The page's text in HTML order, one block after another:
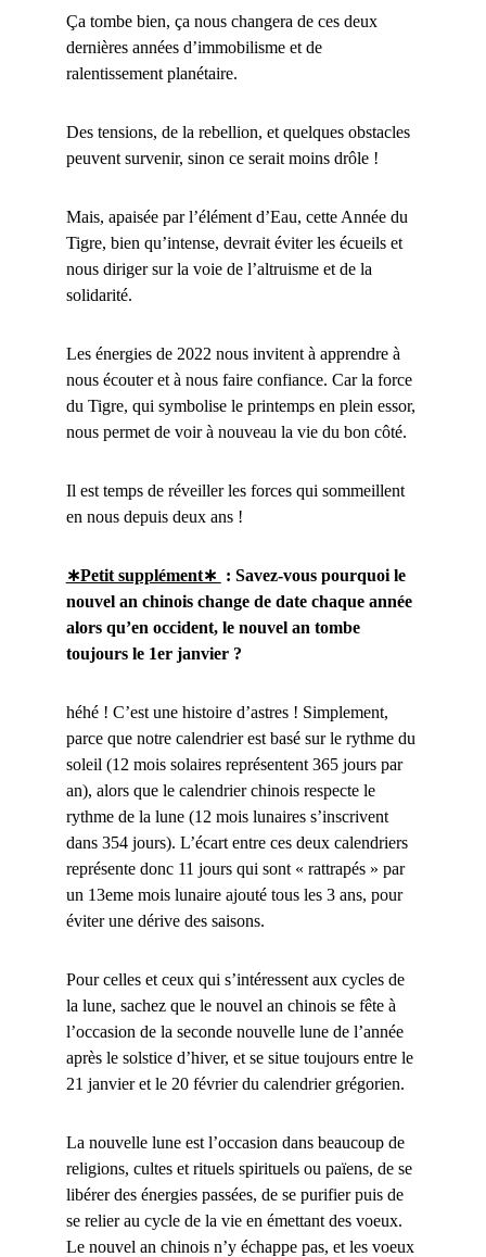
Ça tombe bien, ça nous changera de ces deux
dernières années d’immobilisme et de
ralentissement planétaire.
Des tensions, de la rebellion, et quelques obstacles
peuvent survenir, sinon ce serait moins drôle !
Mais, apaisée par l’élément d’Eau, cette Année du
Tigre, bien qu’intense, devrait éviter les écueils et
nous diriger sur la voie de l’altruisme et de la
solidarité.
Les énergies de 2022 nous invitent à apprendre à
nous écouter et à nous faire confiance. Car la force
du Tigre, qui symbolise le printemps en plein essor,
nous permet de voir à nouveau la vie du bon côté.
Il est temps de réveiller les forces qui sommeillent
en nous depuis deux ans !
∗Petit supplément∗ : Savez-vous pourquoi le
nouvel an chinois change de date chaque année
alors qu’en occident, le nouvel an tombe
toujours le 1er janvier ?
héhé ! C’est une histoire d’astres ! Simplement,
parce que notre calendrier est basé sur le rythme du
soleil (12 mois solaires représentent 365 jours par
an), alors que le calendrier chinois respecte le
rythme de la lune (12 mois lunaires s’inscrivent
dans 354 jours). L’écart entre ces deux calendriers
représente donc 11 jours qui sont « rattrapés » par
un 13eme mois lunaire ajouté tous les 3 ans, pour
éviter une dérive des saisons.
Pour celles et ceux qui s’intéressent aux cycles de
la lune, sachez que le nouvel an chinois se fête à
l’occasion de la seconde nouvelle lune de l’année
après le solstice d’hiver, et se situe toujours entre le
21 janvier et le 20 février du calendrier grégorien.
La nouvelle lune est l’occasion dans beaucoup de
religions, cultes et rituels spirituels ou païens, de se
libérer des énergies passées, de se purifier puis de
se relier au cycle de la vie en émettant des voeux.
Le nouvel an chinois n’y échappe pas, et les voeux